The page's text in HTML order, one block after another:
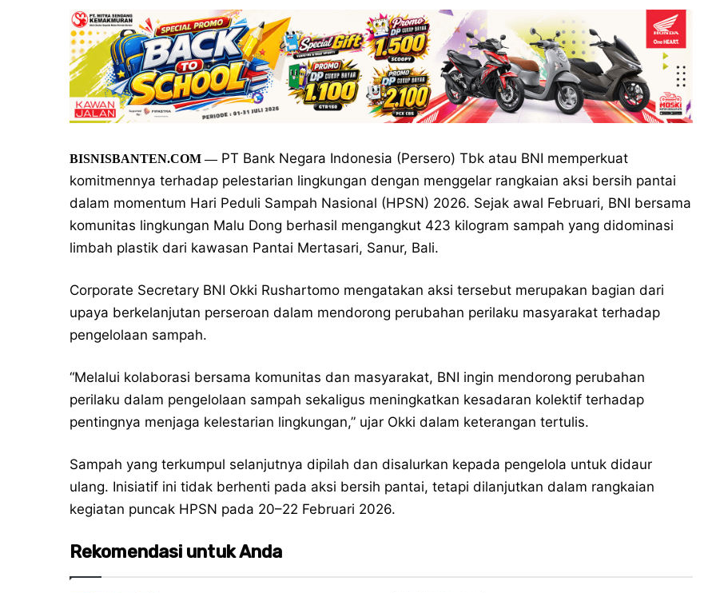
BISNISBANTEN.COM—PT Bank Negara Indonesia (Persero) Tbk atau BNI memperkuat
komitmennya terhadap pelestarian lingkungan dengan menggelar rangkaian aksi bersih pantai
dalam momentum Hari Peduli Sampah Nasional (HPSN) 2026. Sejak awal Februari, BNI bersama
komunitas lingkungan Malu Dong berhasil mengangkut 423 kilogram sampah yang didominasi
limbah plastik dari kawasan Pantai Mertasari, Sanur, Bali.
Corporate Secretary BNI Okki Rushartomo mengatakan aksi tersebut merupakan bagian dari
upaya berkelanjutan perseroan dalam mendorong perubahan perilaku masyarakat terhadap
pengelolaan sampah.
“Melalui kolaborasi bersama komunitas dan masyarakat, BNI ingin mendorong perubahan
perilaku dalam pengelolaan sampah sekaligus meningkatkan kesadaran kolektif terhadap
pentingnya menjaga kelestarian lingkungan,” ujar Okki dalam keterangan tertulis.
Sampah yang terkumpul selanjutnya dipilah dan disalurkan kepada pengelola untuk didaur
ulang. Inisiatif ini tidak berhenti pada aksi bersih pantai, tetapi dilanjutkan dalam rangkaian
kegiatan puncak HPSN pada 20–22 Februari 2026.
Rekomendasi untuk Anda